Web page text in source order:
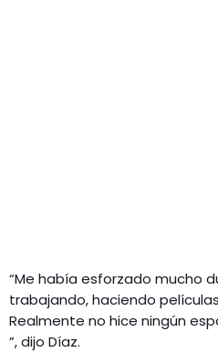
“Me había esforzado mucho
trabajando, haciendo
Realmente no hice ningún
”, dijo Díaz.